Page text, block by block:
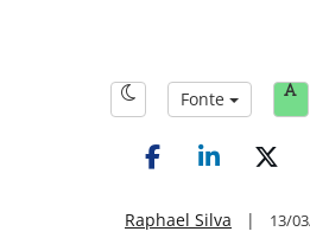
Fonte
Raphael Silva | 13/